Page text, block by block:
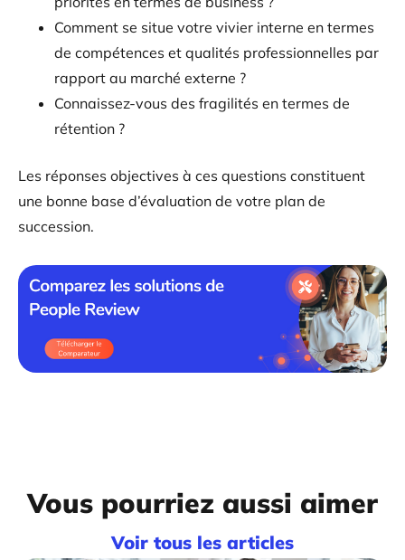
Comment se situe votre vivier interne en termes
de compétences et qualités professionnelles par
rapport au marché externe ?
Connaissez-vous des fragilités en termes de
rétention ?
Les réponses objectives à ces questions constituent
une bonne base d’évaluation de votre plan de
succession.
Vous pourriez aussi aimer
Voir tous les articles